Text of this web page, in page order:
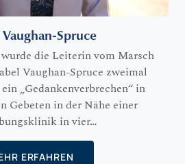
Vaughan-Spruce
die Leiterin vom Marsch
Vaughan-Spruce zweimal
„Gedankenverbrechen“ in
Gebeten in der Nähe einer
in vier…
ERFAHREN